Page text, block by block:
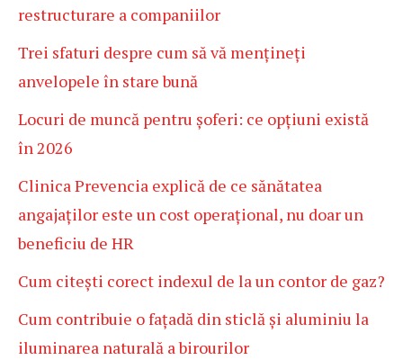
restructurare a companiilor
Trei sfaturi despre cum să vă mențineți
anvelopele în stare bună
Locuri de muncă pentru șoferi: ce opțiuni există
în 2026
Clinica Prevencia explică de ce sănătatea
angajaților este un cost operațional, nu doar un
beneficiu de HR
Cum citești corect indexul de la un contor de gaz?
Cum contribuie o fațadă din sticlă și aluminiu la
iluminarea naturală a birourilor